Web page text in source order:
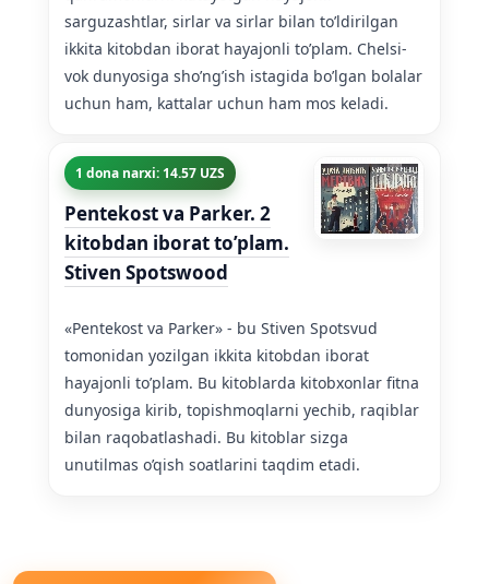
sarguzashtlar, sirlar va sirlar bilan to’ldirilgan
ikkita kitobdan iborat hayajonli to’plam. Chelsi-
vok dunyosiga sho’ng’ish istagida bo’lgan bolalar
uchun ham, kattalar uchun ham mos keladi.
1 dona narxi: 14.57 UZS
Pentekost va Parker. 2
kitobdan iborat to’plam.
Stiven Spotswood
«Pentekost va Parker» - bu Stiven Spotsvud
tomonidan yozilgan ikkita kitobdan iborat
hayajonli to’plam. Bu kitoblarda kitobxonlar fitna
dunyosiga kirib, topishmoqlarni yechib, raqiblar
bilan raqobatlashadi. Bu kitoblar sizga
unutilmas o’qish soatlarini taqdim etadi.